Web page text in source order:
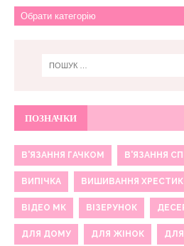
ПОЗНАЧКИ
В'ЯЗАННЯ ГАЧКОМ В'ЯЗАННЯ
ВИПІЧКА ВИШИВАННЯ
ВІДЕО МК ВІЗЕРУНОК
ДЛЯ ДОМУ ДЛЯ ЖІНОК